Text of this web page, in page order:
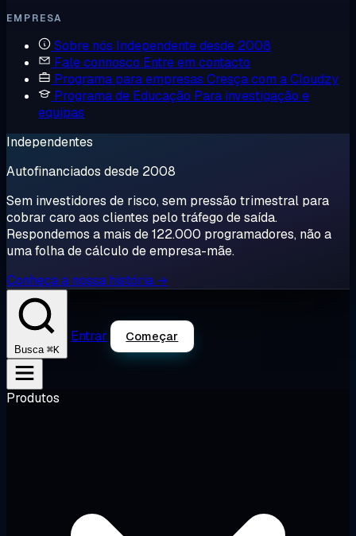
EMPRESA
Sobre nós Independente desde 2008
Fale connosco Entre em contacto
Programa para empresas Cresça com a Cloudzy
Programa de Educação Para investigação e
equipas
Independentes
Autofinanciados desde 2008
Sem investidores de risco, sem pressão trimestral para
cobrar caro aos clientes pelo tráfego de saída.
Respondemos a mais de 122.000 programadores, não a
uma folha de cálculo de empresa-mãe.
Conheça a nossa história →
Busca ⌘K
Entrar Começar
Produtos